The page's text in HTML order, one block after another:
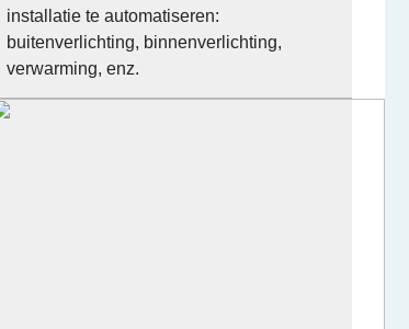
installatie te automatiseren:
buitenverlichting, binnenverlichting,
verwarming, enz.